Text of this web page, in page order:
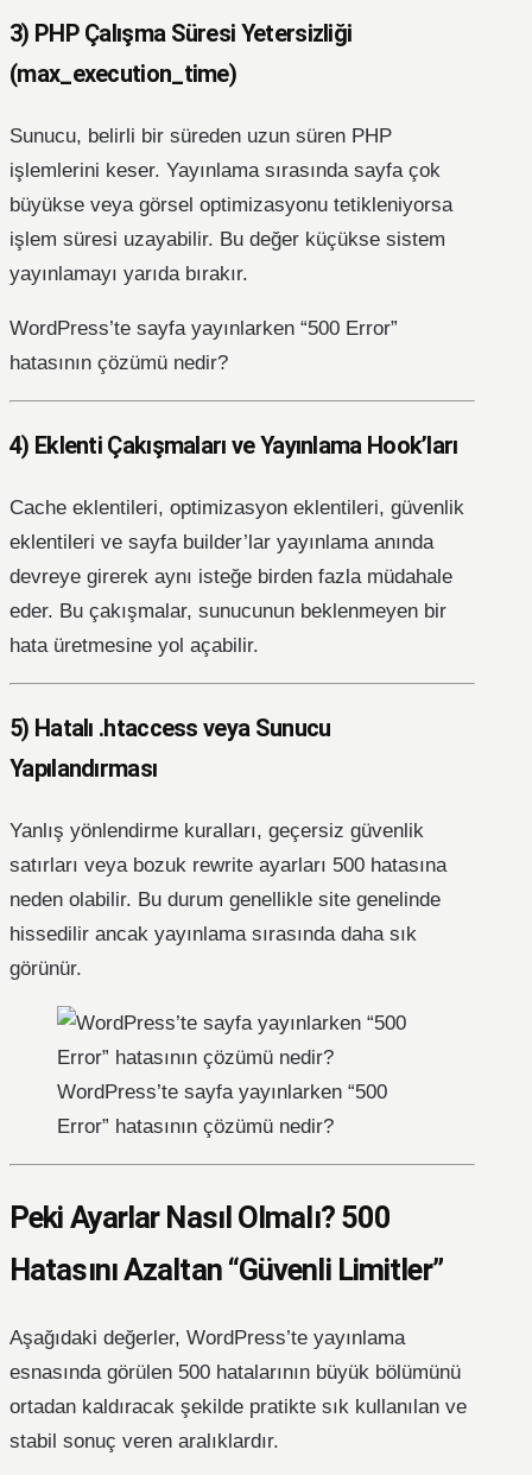
3) PHP Çalışma Süresi Yetersizliği
(max_execution_time)
Sunucu, belirli bir süreden uzun süren PHP
işlemlerini keser. Yayınlama sırasında sayfa çok
büyükse veya görsel optimizasyonu tetikleniyorsa
işlem süresi uzayabilir. Bu değer küçükse sistem
yayınlamayı yarıda bırakır.
WordPress’te sayfa yayınlarken “500 Error”
hatasının çözümü nedir?
4) Eklenti Çakışmaları ve Yayınlama Hook’ları
Cache eklentileri, optimizasyon eklentileri, güvenlik
eklentileri ve sayfa builder’lar yayınlama anında
devreye girerek aynı isteğe birden fazla müdahale
eder. Bu çakışmalar, sunucunun beklenmeyen bir
hata üretmesine yol açabilir.
5) Hatalı .htaccess veya Sunucu
Yapılandırması
Yanlış yönlendirme kuralları, geçersiz güvenlik
satırları veya bozuk rewrite ayarları 500 hatasına
neden olabilir. Bu durum genellikle site genelinde
hissedilir ancak yayınlama sırasında daha sık
görünür.
WordPress’te sayfa yayınlarken “500
Error” hatasının çözümü nedir?
Peki Ayarlar Nasıl Olmalı? 500
Hatasını Azaltan “Güvenli Limitler”
Aşağıdaki değerler, WordPress’te yayınlama
esnasında görülen 500 hatalarının büyük bölümünü
ortadan kaldıracak şekilde pratikte sık kullanılan ve
stabil sonuç veren aralıklardır.